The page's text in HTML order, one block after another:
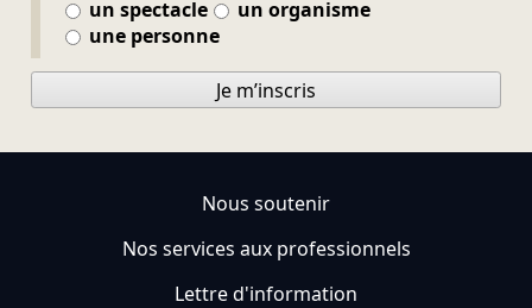
un spectacle
un organisme
une personne
Je m’inscris
Nous soutenir
Nos services aux professionnels
Lettre d'information